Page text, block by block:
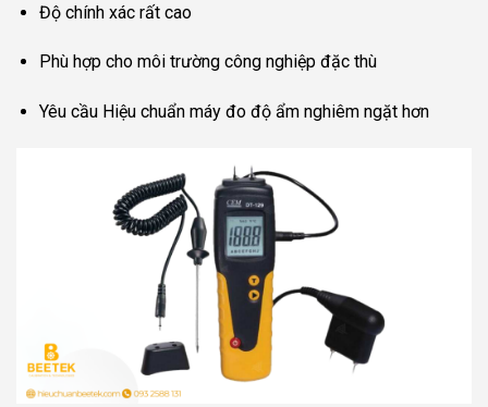
Độ chính xác rất cao
Phù hợp cho môi trường công nghiệp đặc thù
Yêu cầu Hiệu chuẩn máy đo độ ẩm nghiêm ngặt hơn